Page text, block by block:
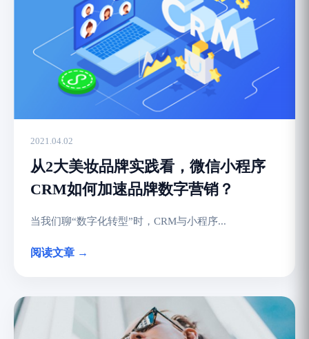
2021.04.02
从2大美妆品牌实践看，微信小程序
CRM如何加速品牌数字营销？
当我们聊“数字化转型”时，CRM与小程序...
阅读文章 →